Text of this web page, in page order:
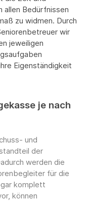
allen Bedürfnissen
zu widmen. Durch
wir
jeweiligen
Eigenständigkeit
je nach
und
der
werden die
für die
komplett
können